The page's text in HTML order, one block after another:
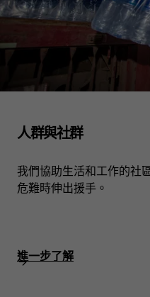
人群與社群
我們協助生活和工作的社
危難時伸出援手。
進一步了解